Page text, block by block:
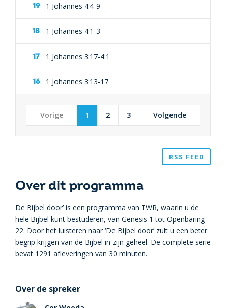
1 Johannes 4:4-9
1 Johannes 4:1-3
1 Johannes 3:17-4:1
1 Johannes 3:13-17
Vorige 1 2 3 Volgende
RSS FEED
Over dit programma
De Bijbel door’ is een programma van TWR, waarin u de
hele Bijbel kunt bestuderen, van Genesis 1 tot Openbaring
22. Door het luisteren naar ‘De Bijbel door’ zult u een beter
begrip krijgen van de Bijbel in zijn geheel. De complete serie
bevat 1291 afleveringen van 30 minuten.
Over de spreker